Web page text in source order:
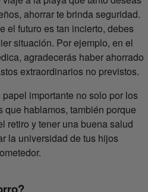
ahorrar te brinda seguridad.
el futuro es tan incierto, debes
situación. Por ejemplo, en el
agradecerás haber ahorrado
extraordinarios no previstos.
importante no solo por los
hablamos, también porque
retiro y tener una buena salud
la universidad de tus hijos